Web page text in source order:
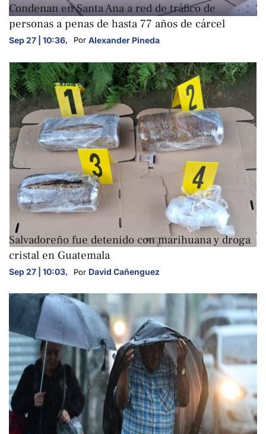
Condenan en Santa Ana a red de tráfico de
personas a penas de hasta 77 años de cárcel
Sep 27 | 10:36, Por Alexander Pineda
NACIONALES
Salvadoreño fue detenido con marihuana y droga
cristal en Guatemala
Sep 27 | 10:03, Por David Cañenguez